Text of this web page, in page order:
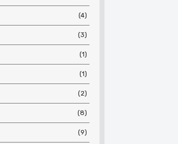
(4)
(3)
(1)
(1)
(2)
(8)
(9)